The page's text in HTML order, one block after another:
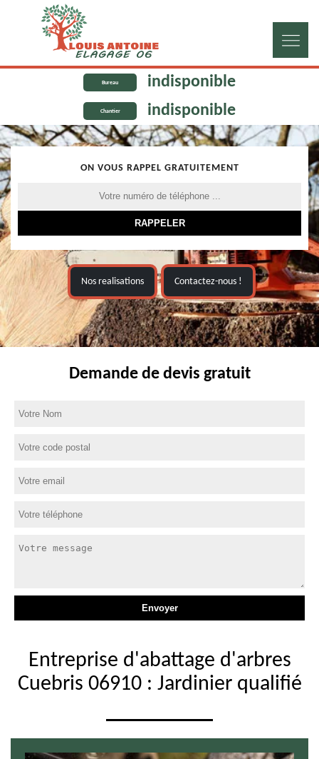
Bureau indisponible
Chantier indisponible
ON VOUS RAPPEL GRATUITEMENT
Nos realisations Contactez-nous !
Demande de devis gratuit
Entreprise d'abattage d'arbres
Cuebris 06910 : Jardinier qualifié